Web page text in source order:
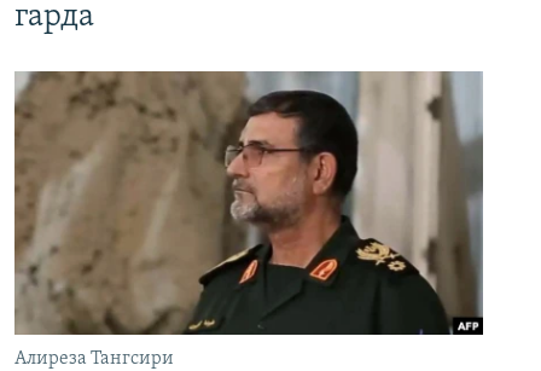
гарда
Алиреза Тангсири